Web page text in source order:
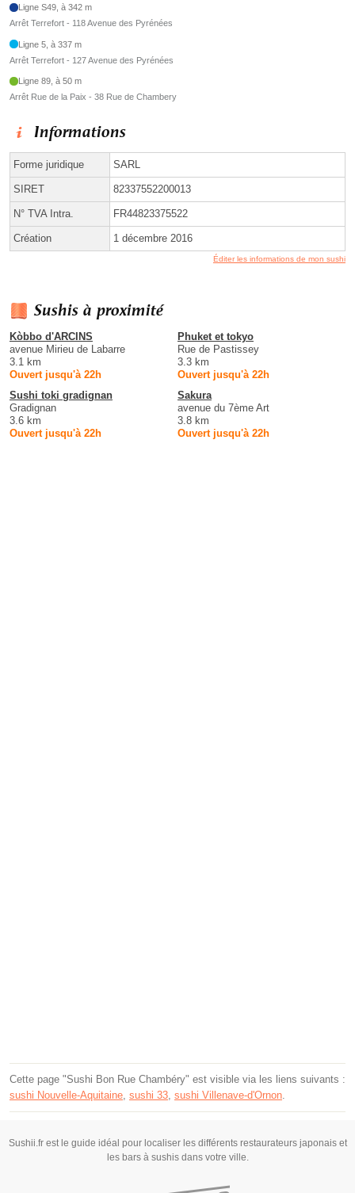
Ligne S49, à 342 m
Arrêt Terrefort - 118 Avenue des Pyrénées
Ligne 5, à 337 m
Arrêt Terrefort - 127 Avenue des Pyrénées
Ligne 89, à 50 m
Arrêt Rue de la Paix - 38 Rue de Chambery
Informations
Forme juridique SARL
SIRET 82337552200013
N° TVA Intra. FR44823375522
Création 1 décembre 2016
Éditer les informations de mon sushi
Sushis à proximité
Kòbbo d'ARCINS
avenue Mirieu de Labarre
3.1 km
Ouvert jusqu'à 22h
Phuket et tokyo
Rue de Pastissey
3.3 km
Ouvert jusqu'à 22h
Sushi toki gradignan
Gradignan
3.6 km
Ouvert jusqu'à 22h
Sakura
avenue du 7ème Art
3.8 km
Ouvert jusqu'à 22h
Cette page "Sushi Bon Rue Chambéry" est visible via les liens suivants :
sushi Nouvelle-Aquitaine, sushi 33, sushi Villenave-d'Ornon.
Sushii.fr est le guide idéal pour localiser les différents restaurateurs japonais et
les bars à sushis dans votre ville.